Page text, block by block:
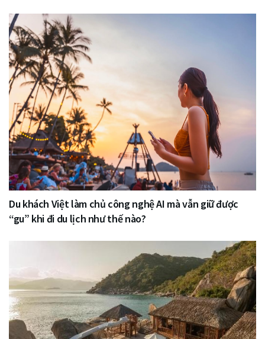
Du khách Việt làm chủ công nghệ AI mà vẫn giữ được
“gu” khi đi du lịch như thế nào?